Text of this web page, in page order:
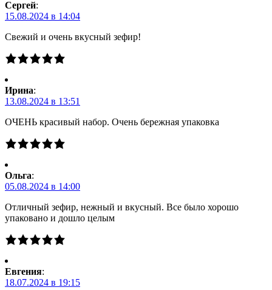
Сергей:
15.08.2024 в 14:04
Свежий и очень вкусный зефир!
Ирина:
13.08.2024 в 13:51
ОЧЕНЬ красивый набор. Очень бережная упаковка
Ольга:
05.08.2024 в 14:00
Отличный зефир, нежный и вкусный. Все было хорошо
упаковано и дошло целым
Евгения:
18.07.2024 в 19:15